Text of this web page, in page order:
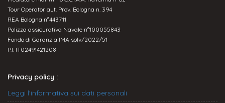
Tour Operator aut. Prov. Bologna n. 394
REA Bologna n°443711
Polizza assicurativa Navale n°100055843
Fondo di Garanzia IMA solv/2022/51
P.I. IT02491421208
Privacy policy :
Leggi l'informativa sui dati personali